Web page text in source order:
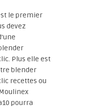
le premier
devez
Plus elle est
blender
recettes ou
pourra